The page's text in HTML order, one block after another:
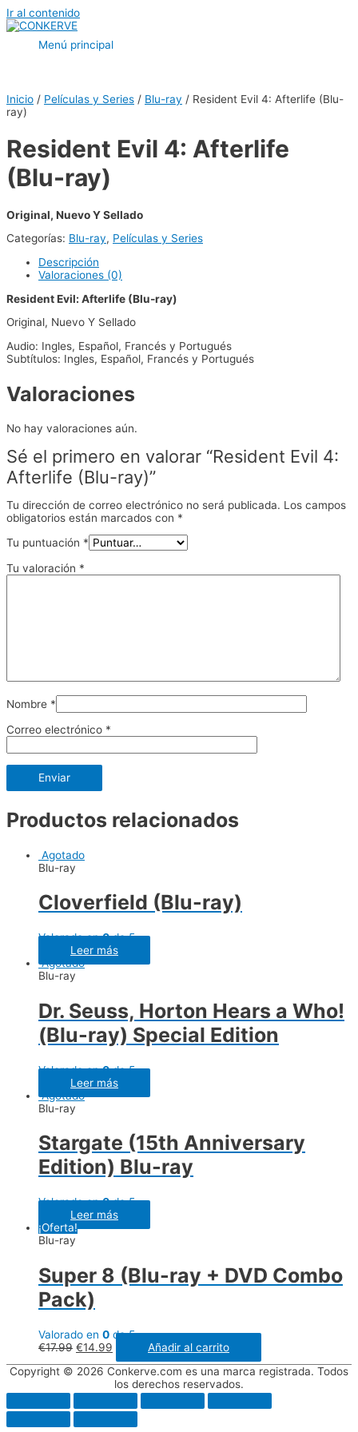
Ir al contenido
Menú principal
Inicio / Películas y Series / Blu-ray / Resident Evil 4: Afterlife (Blu-
ray)
Resident Evil 4: Afterlife
(Blu-ray)
Original, Nuevo Y Sellado
Categorías: Blu-ray, Películas y Series
Descripción
Valoraciones (0)
Resident Evil: Afterlife (Blu-ray)
Original, Nuevo Y Sellado
Audio: Ingles, Español, Francés y Portugués
Subtítulos: Ingles, Español, Francés y Portugués
Valoraciones
No hay valoraciones aún.
Sé el primero en valorar “Resident Evil 4:
Afterlife (Blu-ray)”
Tu dirección de correo electrónico no será publicada. Los campos
obligatorios están marcados con *
Tu puntuación *
Tu valoración *
Nombre *
Correo electrónico *
Productos relacionados
Agotado
Blu-ray
Cloverfield (Blu-ray)
Valorado en0de 5
Leer más
Agotado
Blu-ray
Dr. Seuss, Horton Hears a Who!
(Blu-ray) Special Edition
Valorado en0de 5
Leer más
Agotado
Blu-ray
Stargate (15th Anniversary
Edition) Blu-ray
Valorado en0de 5
Leer más
¡Oferta!
Blu-ray
Super 8 (Blu-ray + DVD Combo
Pack)
Valorado en 0 de 5
€17.99 €14.99
Añadir al carrito
Copyright © 2026 Conkerve.com es una marca registrada. Todos
los derechos reservados.